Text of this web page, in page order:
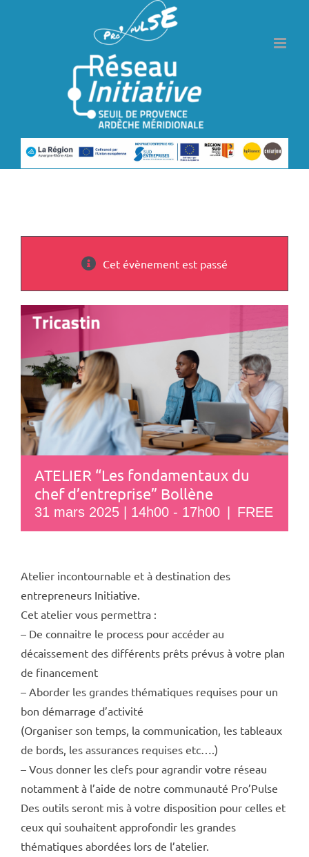
Cet évènement est passé
ATELIER “Les fondamentaux du
chef d’entreprise” Bollène
31 mars 2025 | 14h00 - 17h00 FREE
Atelier incontournable et à destination des
entrepreneurs Initiative.
Cet atelier vous permettra :
– De connaitre le process pour accéder au
décaissement des différents prêts prévus à votre plan
de financement
– Aborder les grandes thématiques requises pour un
bon démarrage d’activité
(Organiser son temps, la communication, les tableaux
de bords, les assurances requises etc….)
– Vous donner les clefs pour agrandir votre réseau
notamment à l’aide de notre communauté Pro’Pulse
Des outils seront mis à votre disposition pour celles et
ceux qui souhaitent approfondir les grandes
thématiques abordées lors de l’atelier.